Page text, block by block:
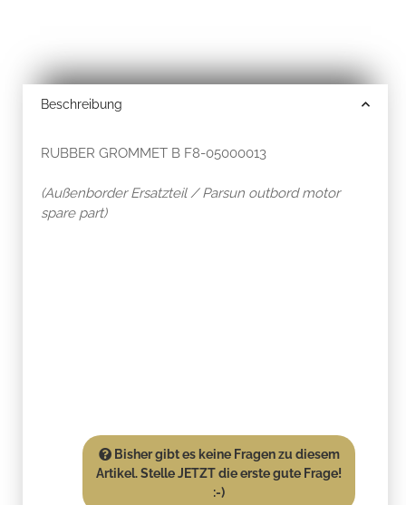
Beschreibung
RUBBER GROMMET B F8-05000013
(Außenborder Ersatzteil / Parsun outbord motor
spare part)
Bisher gibt es keine Fragen zu diesem
Artikel. Stelle JETZT die erste gute Frage!
:-)